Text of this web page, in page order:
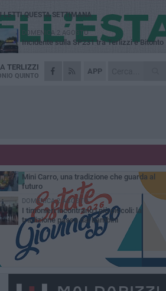
APP
TERLIZZI
QUINTO
LETTI QUESTA SETTIMANA
DOMENICA 2 AGOSTO
Incidente sulla SP231 tra Terlizzi e Bitonto
GIOVEDÌ 6 AGOSTO
A Terlizzi nasce il comitato di Futuro
Festa Maggiore, il programma del 6 agosto
MARTEDÌ 4 AGOSTO
Mini Carro, una tradizione che guarda al
futuro
DOMENICA 2 AGOSTO
I timonieri incontrano i più piccoli: la
tradizione passa dai bambini